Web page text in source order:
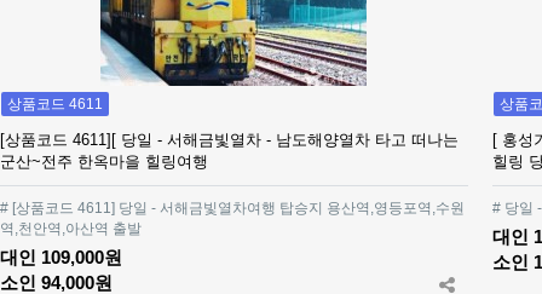
상품코드 4611
[상품코드 4611][ 당일 - 서해금빛열차 - 남도해양열차 타고 떠나는
군산~전주 한옥마을 힐링여행
# [상품코드 4611] 당일 - 서해금빛열차여행 탑승지 용산역,영등포역,수원
역,천안역,아산역 출발
대인 109,000원
소인 94,000원
상품
[ 홍성
힐링
# 당일
대인
소인